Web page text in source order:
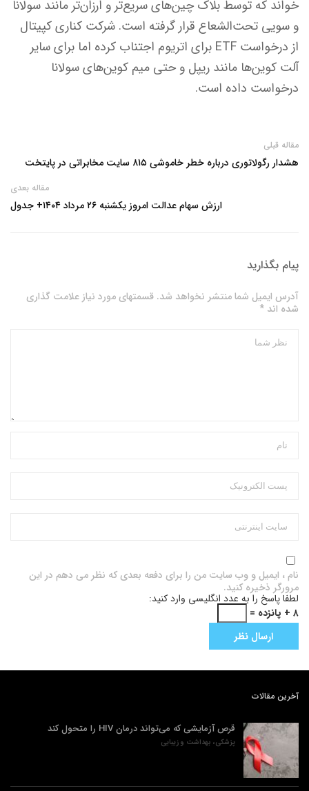
خواند که توسط بلاک چین‌های سریع‌تر و ارزان‌تر مانند سولانا
و سویی تحت‌الشعاع قرار گرفته است. شرکت کناری کپیتال
از درخواست ETF برای اتریوم اجتناب کرده اما برای سایر
آلت کوین‌ها مانند ریپل و حتی میم کوین‌های سولانا
درخواست داده است.
مقاله قبلی
هشدار رگولاتوری درباره خطر خاموشی ۸۱۵ سایت مخابراتی در پایتخت
مقاله بعدی
ارزش سهام عدالت امروز یکشنبه ۲۶ مرداد ۱۴۰۴+ جدول
پیام بگذارید
آدرس ایمیل شما منتشر نخواهد شد. قسمتهای مورد نیاز علامت گذاری
شده اند *
نام ، ایمیل و وب سایت من را برای دفعه بعدی که نظر می دهم در این
مرورگر ذخیره کنید.
لطفا پاسخ را به عدد انگلیسی وارد کنید:
۸ + پانزده =
آخرین مقالات
قرص آزمایشی که می‌تواند درمان HIV را متحول کند
پزشکی، بهداشت و زیبایی